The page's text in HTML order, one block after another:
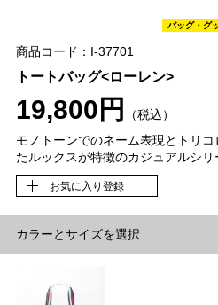
バッグ・グ
商品コード：I-37701
トートバッグ<ローレン>
19,800円
（税込）
モノトーンでのネーム表現とトリ
たルックスが特徴のカジュアルシ
お気に入り登録
カラーとサイズを選択